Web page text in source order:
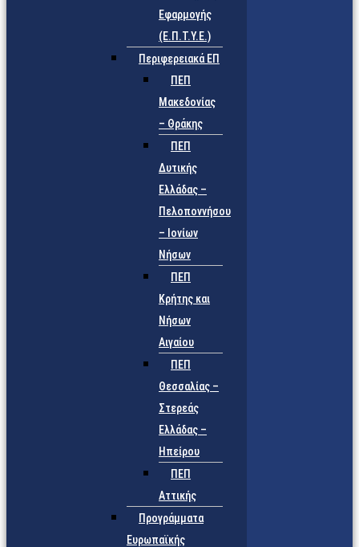
Εφαρμογής
(Ε.Π.Τ.Υ.Ε.)
Περιφερειακά ΕΠ
ΠΕΠ
Μακεδονίας
– Θράκης
ΠΕΠ
Δυτικής
Ελλάδας –
Πελοποννήσου
– Ιονίων
Νήσων
ΠΕΠ
Κρήτης και
Νήσων
Αιγαίου
ΠΕΠ
Θεσσαλίας –
Στερεάς
Ελλάδας –
Ηπείρου
ΠΕΠ
Αττικής
Προγράμματα
Ευρωπαϊκής